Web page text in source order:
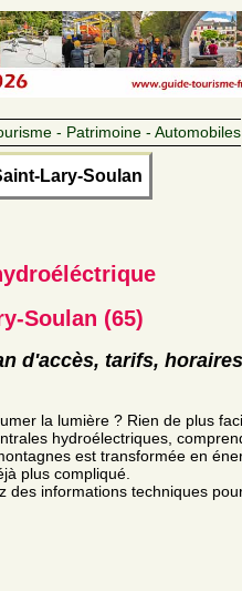
- Patrimoine - Automobiles
Lary-Soulan
Soulan (65)
d'accès, tarifs, horaires
la lumière ? Rien de plus
hydroélectriques,
est transformée en
plus compliqué.
des informations techniques